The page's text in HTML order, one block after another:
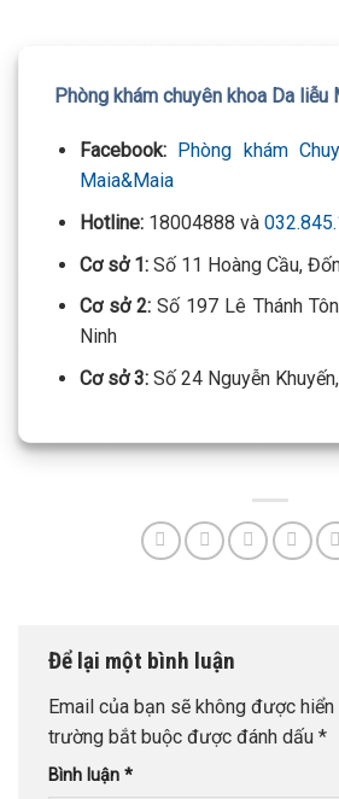
Phòng khám chuyên khoa Da liễu
Facebook:
Phòng khám
Maia&Maia
Hotline:18004888 và
Cơ sở 1: Số 11 Hoàng Cầu,
Cơ sở 2: Số 197 Lê Thánh
Ninh
Cơ sở 3:Số 24 Nguyễn
Để lại một bình luận
Email của bạn sẽ không được hiển
trường bắt buộc được đánh dấu *
Bình luận *